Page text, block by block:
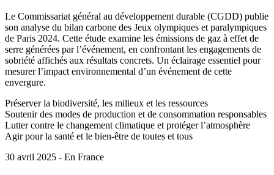
Le Commissariat général au développement durable (CGDD) publie
son analyse du bilan carbone des Jeux olympiques et paralympiques
de Paris 2024. Cette étude examine les émissions de gaz à effet de
serre générées par l’événement, en confrontant les engagements de
sobriété affichés aux résultats concrets. Un éclairage essentiel pour
mesurer l’impact environnemental d’un événement de cette
envergure.
Préserver la biodiversité, les milieux et les ressources
Soutenir des modes de production et de consommation responsables
Lutter contre le changement climatique et protéger l’atmosphère
Agir pour la santé et le bien-être de toutes et tous
30 avril 2025 - En France